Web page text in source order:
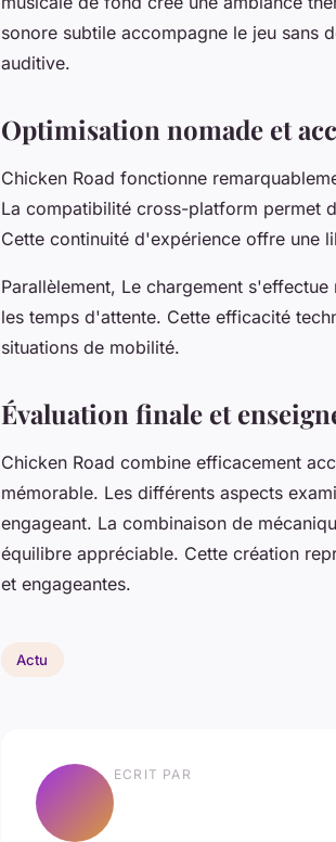
sonore subtile accompagne le jeu sans
auditive.
Optimisation nomade et
Chicken Road fonctionne
La compatibilité cross-platform permet
Cette continuité d'expérience offre une
Parallèlement, Le chargement
les temps d'attente. Cette efficacité
situations de mobilité.
Évaluation finale et
Chicken Road combine efficacement
mémorable. Les différents aspects
engageant. La combinaison de
équilibre appréciable. Cette création
et engageantes.
Actu
ECRIT PAR